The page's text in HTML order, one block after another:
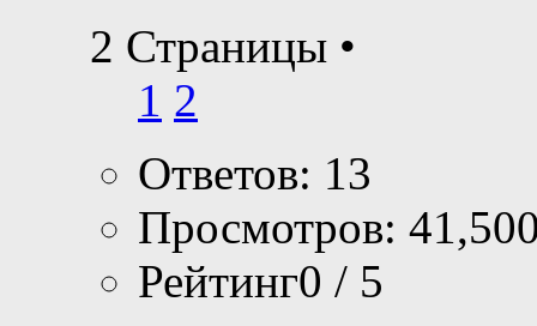
2 Страницы •
1 2
Ответов: 13
Просмотров:
Рейтинг0 / 5